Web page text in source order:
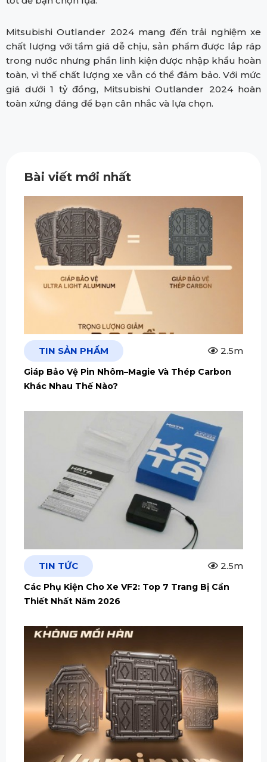
Mitsubishi Outlander 2024 mang đến trải nghiệm xe
chất lượng với tầm giá dễ chịu, sản phẩm được lắp ráp
trong nước nhưng phần linh kiện được nhập khẩu hoàn
toàn, vì thế chất lượng xe vẫn có thể đảm bảo. Với mức
giá dưới 1 tỷ đồng, Mitsubishi Outlander 2024 hoàn
toàn xứng đáng để bạn cân nhắc và lựa chọn.
Bài viết mới nhất
TIN SẢN PHẨM 2.5m
Giáp Bảo Vệ Pin Nhôm–Magie Và Thép Carbon
Khác Nhau Thế Nào?
TIN TỨC 2.5m
Các Phụ Kiện Cho Xe VF2: Top 7 Trang Bị Cần
Thiết Nhất Năm 2026